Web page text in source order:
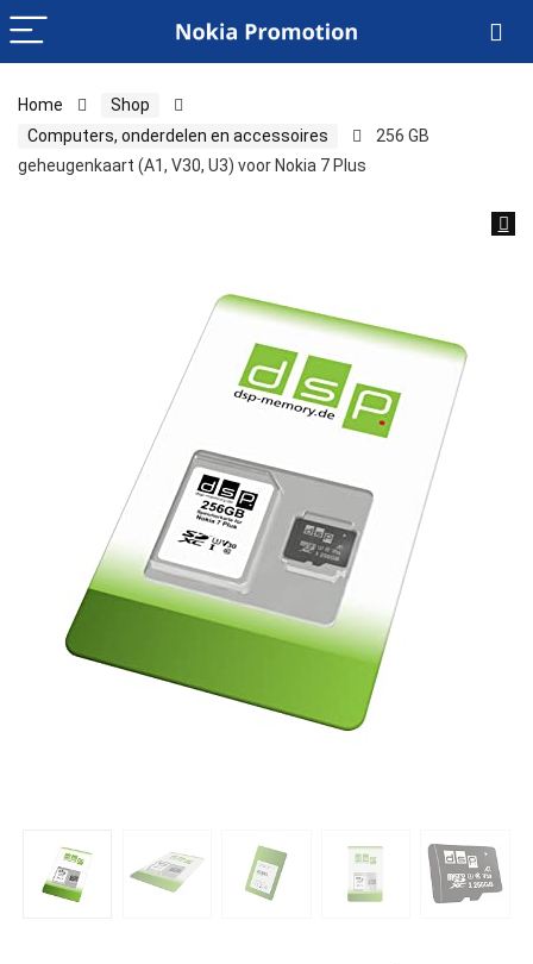
Home
Shop
Computers, onderdelen en accessoires
256 GB
geheugenkaart (A1, V30, U3) voor Nokia 7 Plus